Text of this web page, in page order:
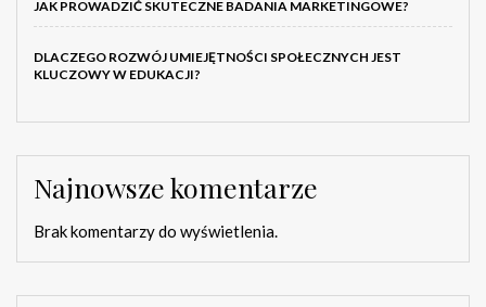
JAK PROWADZIĆ SKUTECZNE BADANIA MARKETINGOWE?
DLACZEGO ROZWÓJ UMIEJĘTNOŚCI SPOŁECZNYCH JEST
KLUCZOWY W EDUKACJI?
Najnowsze komentarze
Brak komentarzy do wyświetlenia.